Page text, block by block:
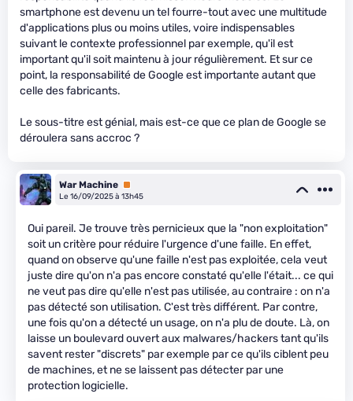
smartphone est devenu un tel fourre-tout avec une multitude
d'applications plus ou moins utiles, voire indispensables
suivant le contexte professionnel par exemple, qu'il est
important qu'il soit maintenu à jour régulièrement. Et sur ce
point, la responsabilité de Google est importante autant que
celle des fabricants.
Le sous-titre est génial, mais est-ce que ce plan de Google se
déroulera sans accroc ?
War Machine Premium
Le 16/09/2025 à 13h45
Oui pareil. Je trouve très pernicieux que la "non exploitation"
soit un critère pour réduire l'urgence d'une faille. En effet,
quand on observe qu'une faille n'est pas exploitée, cela veut
juste dire qu'on n'a pas encore constaté qu'elle l'était... ce qui
ne veut pas dire qu'elle n'est pas utilisée, au contraire : on n'a
pas détecté son utilisation. C'est très différent. Par contre,
une fois qu'on a détecté un usage, on n'a plu de doute. Là, on
laisse un boulevard ouvert aux malwares/hackers tant qu'ils
savent rester "discrets" par exemple par ce qu'ils ciblent peu
de machines, et ne se laissent pas détecter par une
protection logicielle.